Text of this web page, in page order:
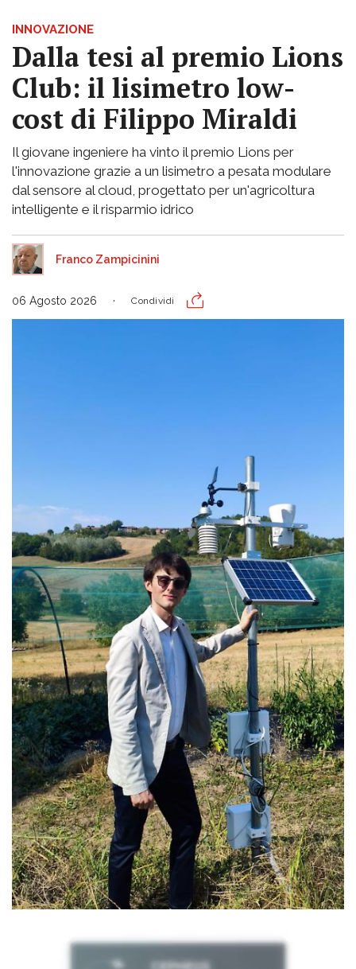
INNOVAZIONE
Dalla tesi al premio Lions
Club: il lisimetro low-
cost di Filippo Miraldi
Il giovane ingeniere ha vinto il premio Lions per
l'innovazione grazie a un lisimetro a pesata modulare
dal sensore al cloud, progettato per un'agricoltura
intelligente e il risparmio idrico
Franco Zampicinini
06 Agosto 2026 Condividi